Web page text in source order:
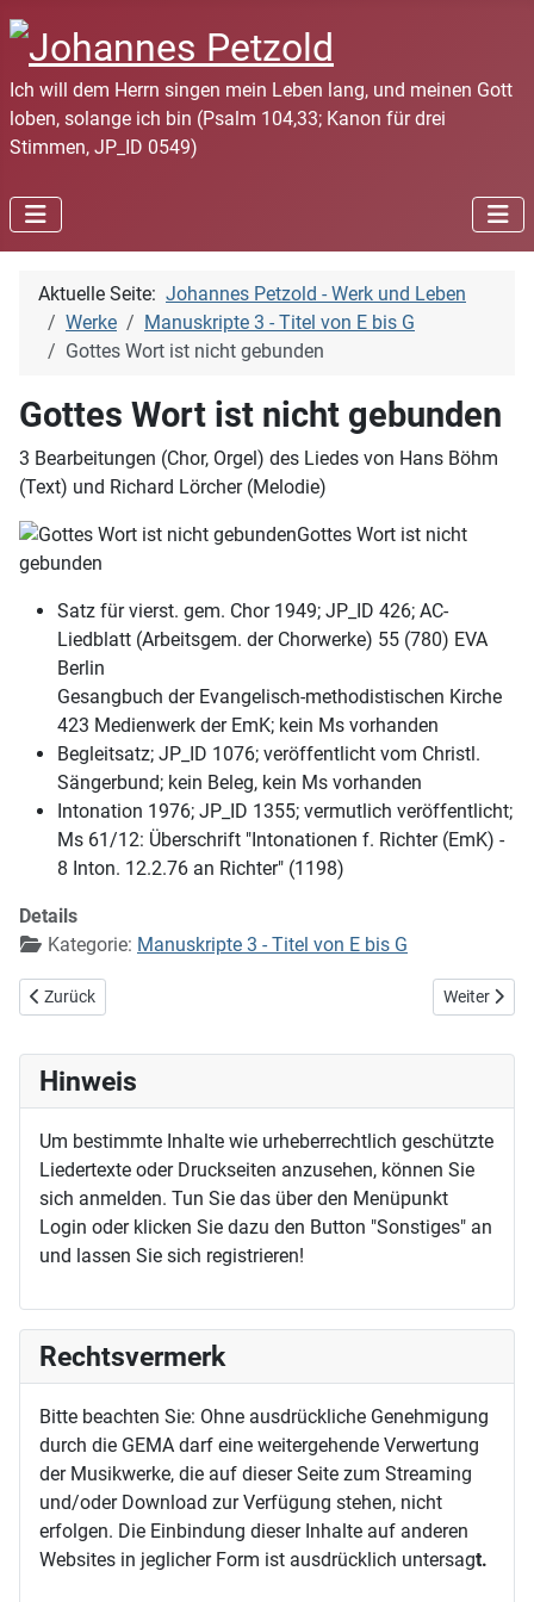
Ich will dem Herrn singen mein Leben lang, und meinen Gott
loben, solange ich bin (Psalm 104,33; Kanon für drei
Stimmen, JP_ID 0549)
Aktuelle Seite: Johannes Petzold - Werk und Leben
Werke
Manuskripte 3 - Titel von E bis G
Gottes Wort ist nicht gebunden
Gottes Wort ist nicht gebunden
3 Bearbeitungen (Chor, Orgel) des Liedes von Hans Böhm
(Text) und Richard Lörcher (Melodie)
Gottes Wort ist nicht
gebunden
Satz für vierst. gem. Chor 1949; JP_ID 426; AC-
Liedblatt (Arbeitsgem. der Chorwerke) 55 (780) EVA
Berlin
Gesangbuch der Evangelisch-methodistischen Kirche
423 Medienwerk der EmK; kein Ms vorhanden
Begleitsatz; JP_ID 1076; veröffentlicht vom Christl.
Sängerbund; kein Beleg, kein Ms vorhanden
Intonation 1976; JP_ID 1355; vermutlich veröffentlicht;
Ms 61/12: Überschrift "Intonationen f. Richter (EmK) -
8 Inton. 12.2.76 an Richter" (1198)
Details
Kategorie: Manuskripte 3 - Titel von E bis G
Vorheriger Beitrag: Gottes Wege sind voll Licht
Zurück Nächster
Weiter
Hinweis
Um bestimmte Inhalte wie urheberrechtlich geschützte
Liedertexte oder Druckseiten anzusehen, können Sie
sich anmelden. Tun Sie das über den Menüpunkt
Login oder klicken Sie dazu den Button "Sonstiges" an
und lassen Sie sich registrieren!
Rechtsvermerk
Bitte beachten Sie: Ohne ausdrückliche Genehmigung
durch die GEMA darf eine weitergehende Verwertung
der Musikwerke, die auf dieser Seite zum Streaming
und/oder Download zur Verfügung stehen, nicht
erfolgen. Die Einbindung dieser Inhalte auf anderen
Websites in jeglicher Form ist ausdrücklich untersagt.